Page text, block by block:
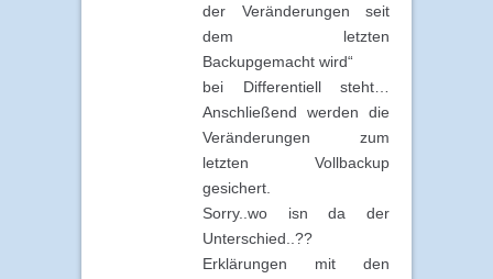
der Veränderungen seit
dem letzten
Backupgemacht wird“
bei Differentiell steht…
Anschließend werden die
Veränderungen zum
letzten Vollbackup
gesichert.
Sorry..wo isn da der
Unterschied..??
Erklärungen mit den